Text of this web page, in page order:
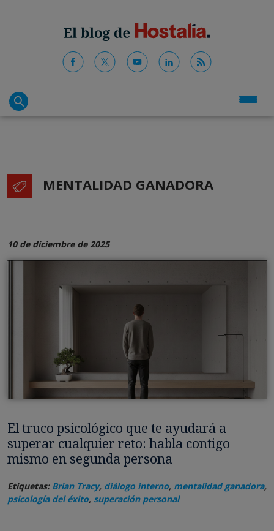
MENTALIDAD GANADORA
10 de diciembre de 2025
El truco psicológico que te ayudará a
superar cualquier reto: habla contigo
mismo en segunda persona
Etiquetas: Brian Tracy, diálogo interno, mentalidad ganadora,
psicología del éxito, superación personal